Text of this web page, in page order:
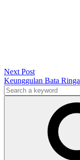
Next Post
Keunggulan Bata
Search
for: